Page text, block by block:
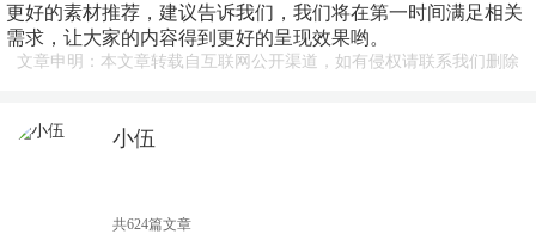
更好的素材推荐，建议告诉我们，我们将在第一时间满足相关
需求，让大家的内容得到更好的呈现效果哟。
文章申明：本文章转载自互联网公开渠道，如有侵权请联系我们删除
小伍
共624篇文章